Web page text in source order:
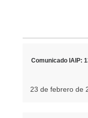
Comunicado IAIP:
23 de febrero de